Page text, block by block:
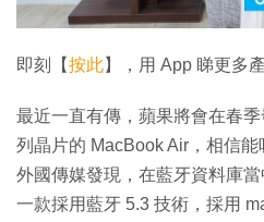
即刻【按此】，用 App 睇更多
最近一直有傳，蘋果將會在春
列晶片的 MacBook Air，相信
外國傳媒發現，在藍牙資料庫
一款採用藍牙 5.3 技術，採用